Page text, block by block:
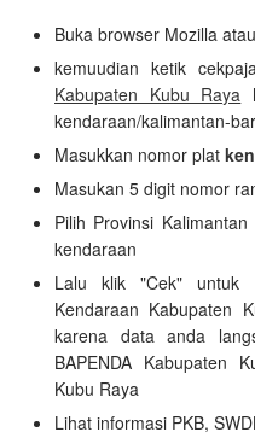
Buka browser Mozilla
kemuudian ketik
Kabupaten Kubu Raya
kendaraan/kalimantan-
Masukkan nomor plat
Masukan 5 digit nomor
Pilih Provinsi
kendaraan
Lalu klik "Cek" untuk
Kendaraan Kabupaten
karena data anda
BAPENDA Kabupaten
Kubu Raya
Lihat informasi PKB,